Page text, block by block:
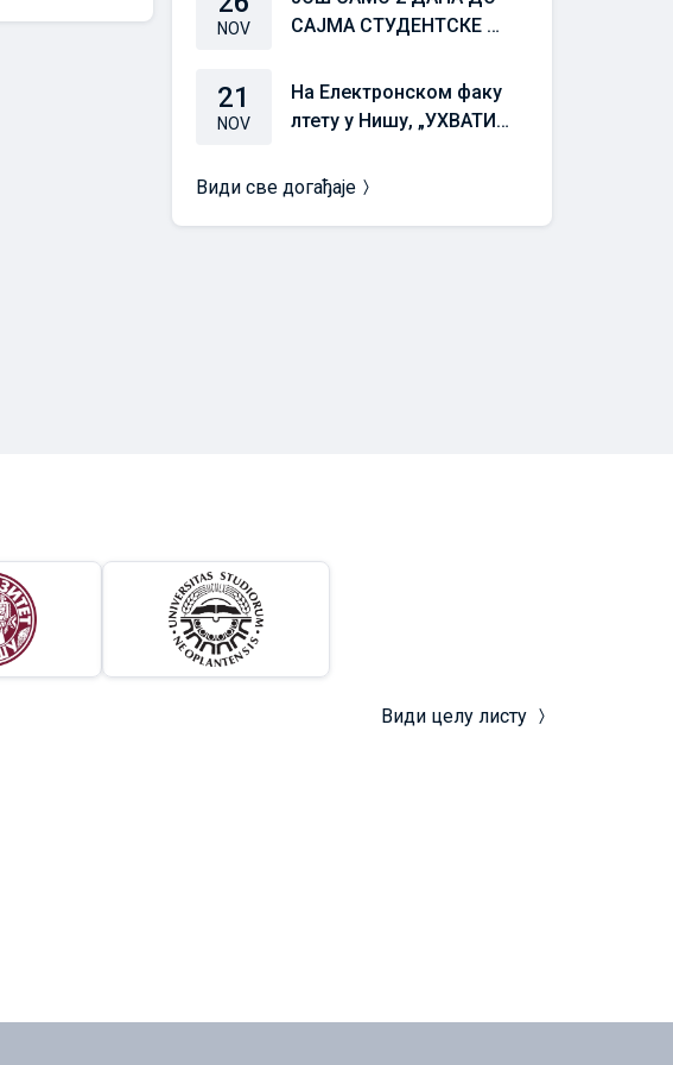
NOV
САЈМА СТУДЕНТСКЕ СТ
21
NOV
На Електронском факу
лтету у Нишу, „УХВАТИТ
у 10,00 часова
Види све догађаје
Види целу листу